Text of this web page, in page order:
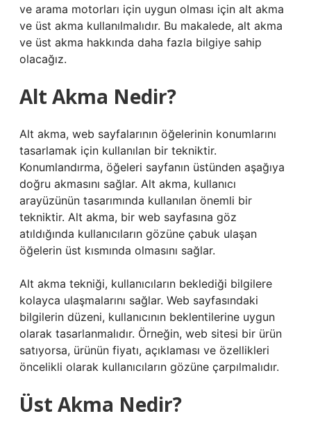
ve arama motorları için uygun olması için alt akma
ve üst akma kullanılmalıdır. Bu makalede, alt akma
ve üst akma hakkında daha fazla bilgiye sahip
olacağız.
Alt Akma Nedir?
Alt akma, web sayfalarının öğelerinin konumlarını
tasarlamak için kullanılan bir tekniktir.
Konumlandırma, öğeleri sayfanın üstünden aşağıya
doğru akmasını sağlar. Alt akma, kullanıcı
arayüzünün tasarımında kullanılan önemli bir
tekniktir. Alt akma, bir web sayfasına göz
atıldığında kullanıcıların gözüne çabuk ulaşan
öğelerin üst kısmında olmasını sağlar.
Alt akma tekniği, kullanıcıların beklediği bilgilere
kolayca ulaşmalarını sağlar. Web sayfasındaki
bilgilerin düzeni, kullanıcının beklentilerine uygun
olarak tasarlanmalıdır. Örneğin, web sitesi bir ürün
satıyorsa, ürünün fiyatı, açıklaması ve özellikleri
öncelikli olarak kullanıcıların gözüne çarpılmalıdır.
Üst Akma Nedir?